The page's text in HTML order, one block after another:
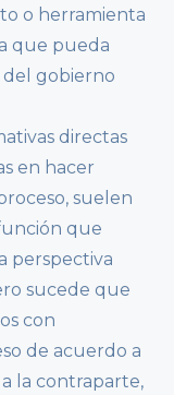
o herramienta
que pueda
del gobierno
directas
en hacer
suelen
que
perspectiva
sucede que
con
de acuerdo a
la contraparte,